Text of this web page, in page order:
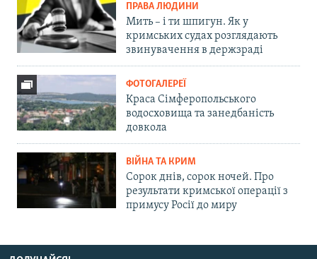
ПРАВА ЛЮДИНИ
Мить – і ти шпигун. Як у
кримських судах розглядають
звинувачення в держзраді
ФОТОГАЛЕРЕЇ
Краса Сімферопольського
водосховища та занедбаність
довкола
ВІЙНА ТА КРИМ
Сорок днів, сорок ночей. Про
результати кримської операції з
примусу Росії до миру